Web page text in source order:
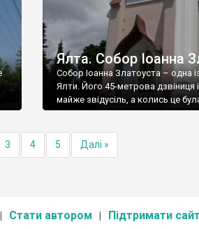
Ялта. Собор Іоанна
Собор Іоанна Златоуста – одна
Ялти. Його 45-метрова дзвіниця і
майже звідусіль, а колись це
3 4 5 Далі »
Стати автором Підтримати